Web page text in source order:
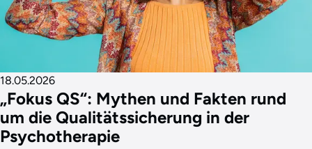
„Fokus QS“: Mythen und Fakten rund
um die Qualitätssicherung in der
Psychotherapie
18.05.2026